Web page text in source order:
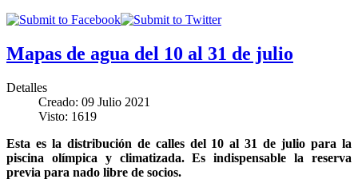
Mapas de agua del 10 al 31 de julio
Detalles
Creado: 09 Julio 2021
Visto: 1619
Esta es la distribución de calles del 10 al 31 de julio para la
piscina olímpica y climatizada. Es indispensable la reserva
previa para nado libre de socios.